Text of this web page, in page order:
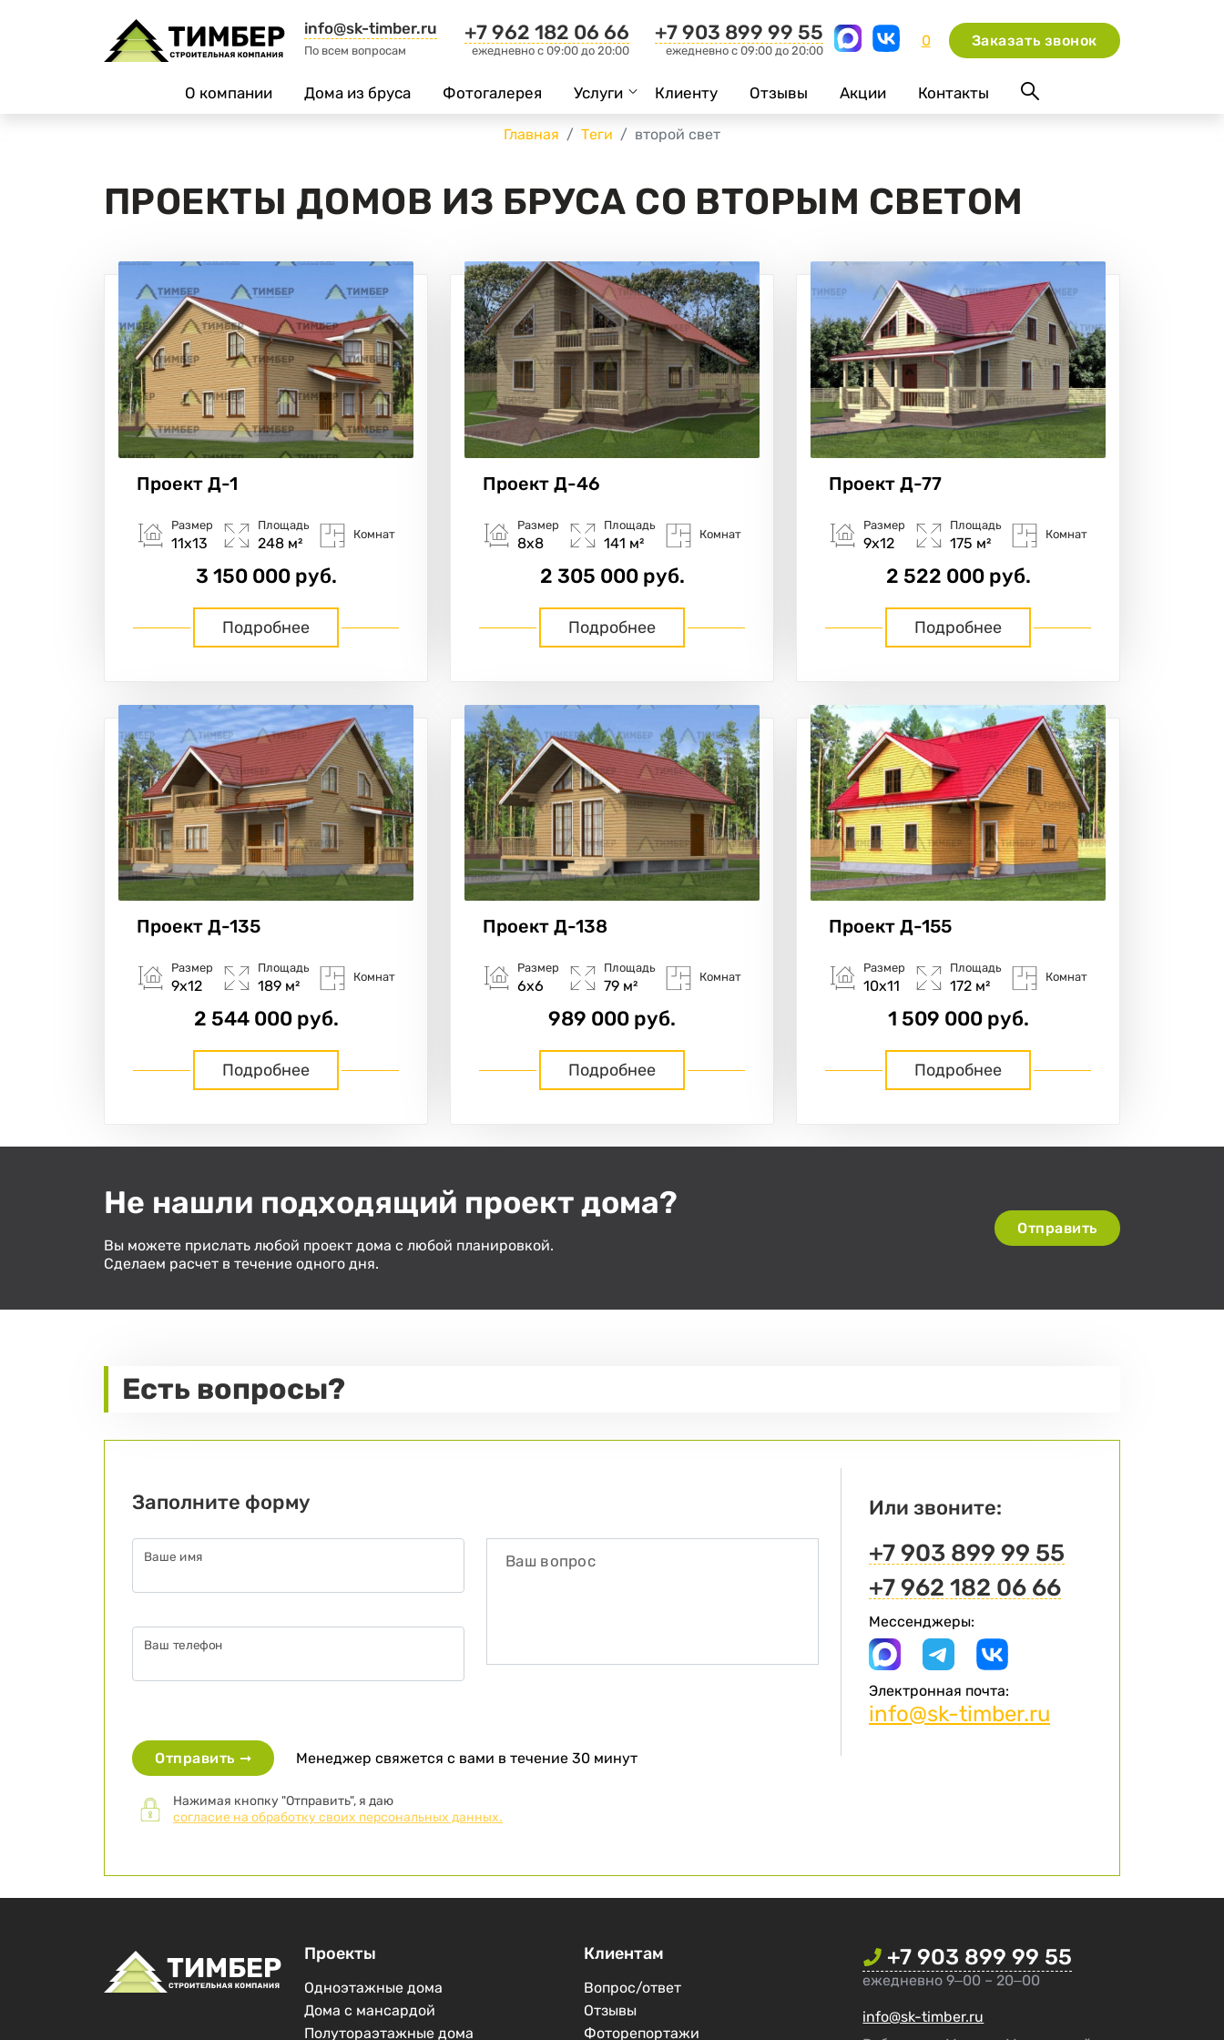
info@sk-timber.ru
По всем вопросам
+7 962 182 06 66
ежедневно c 09:00 до 20:00
+7 903 899 99 55
ежедневно c 09:00 до 20:00
0 Заказать звонок
О компании Дома из бруса Фотогалерея Услуги Клиенту Отзывы Акции Контакты
Главная Теги второй свет
ПРОЕКТЫ ДОМОВ ИЗ БРУСА СО ВТОРЫМ СВЕТОМ
Проект Д-1
Размер
11х13
Площадь
248 м²
Комнат
3 150 000 руб.
Подробнее
Проект Д-46
Размер
8х8
Площадь
141 м²
Комнат
2 305 000 руб.
Подробнее
Проект Д-77
Размер
9х12
Площадь
175 м²
Комнат
2 522 000 руб.
Подробнее
Проект Д-135
Размер
9х12
Площадь
189 м²
Комнат
2 544 000 руб.
Подробнее
Проект Д-138
Размер
6х6
Площадь
79 м²
Комнат
989 000 руб.
Подробнее
Проект Д-155
Размер
10х11
Площадь
172 м²
Комнат
1 509 000 руб.
Подробнее
Не нашли подходящий проект дома?
Вы можете прислать любой проект дома с любой планировкой.
Сделаем расчет в течение одного дня.
Отправить
Есть вопросы?
Заполните форму
Ваше имя
Ваш телефон
Отправить ➞ Менеджер свяжется с вами в течение 30 минут
Нажимая кнопку "Отправить", я даю
согласие на обработку своих персональных данных.
Или звоните:
+7 903 899 99 55
+7 962 182 06 66
Мессенджеры:
Электронная почта:
info@sk-timber.ru
Проекты
Одноэтажные дома
Дома с мансардой
Полутораэтажные дома
Клиентам
Вопрос/ответ
Отзывы
Фоторепортажи
+7 903 899 99 55
ежедневно 9‒00 – 20‒00
info@sk-timber.ru